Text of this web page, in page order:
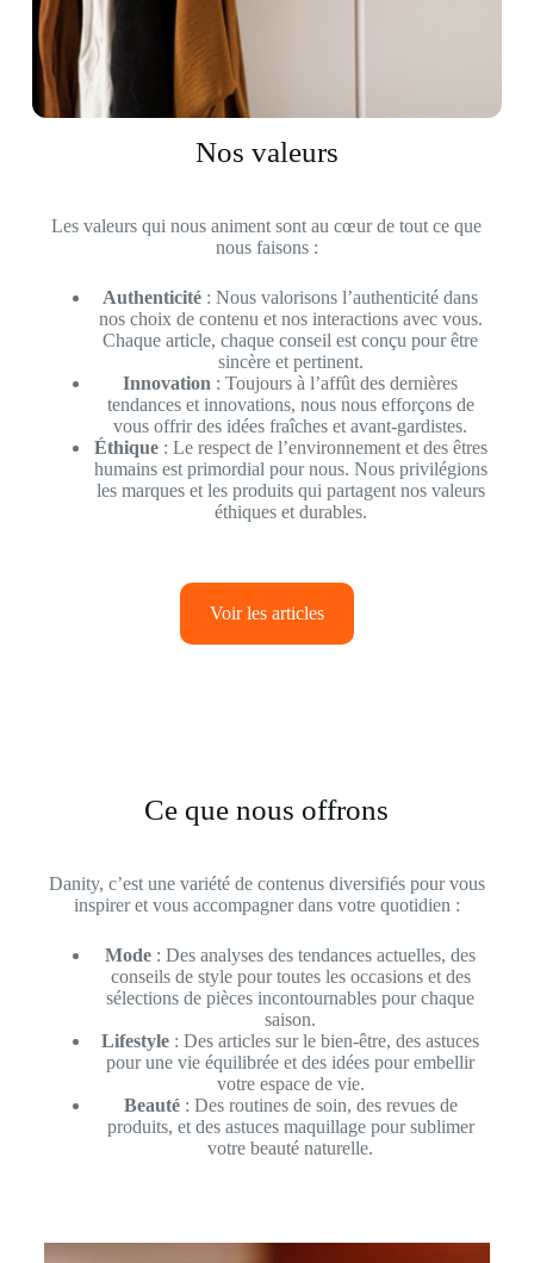
Nos valeurs
Les valeurs qui nous animent sont au cœur de tout ce que
nous faisons :
Authenticité : Nous valorisons l’authenticité dans
nos choix de contenu et nos interactions avec vous.
Chaque article, chaque conseil est conçu pour être
sincère et pertinent.
Innovation : Toujours à l’affût des dernières
tendances et innovations, nous nous efforçons de
vous offrir des idées fraîches et avant-gardistes.
Éthique: Le respect de l’environnement et des êtres
humains est primordial pour nous. Nous privilégions
les marques et les produits qui partagent nos valeurs
éthiques et durables.
Voir les articles
Ce que nous offrons
Danity, c’est une variété de contenus diversifiés pour vous
inspirer et vous accompagner dans votre quotidien :
Mode : Des analyses des tendances actuelles, des
conseils de style pour toutes les occasions et des
sélections de pièces incontournables pour chaque
saison.
Lifestyle : Des articles sur le bien-être, des astuces
pour une vie équilibrée et des idées pour embellir
votre espace de vie.
Beauté: Des routines de soin, des revues de
produits, et des astuces maquillage pour sublimer
votre beauté naturelle.